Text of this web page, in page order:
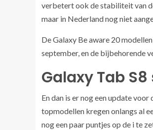
verbetert ook de stabiliteit van
maar in Nederland nog niet
De Galaxy Be aware 20
september, en de bijbehorende
Galaxy Tab
En dan is er nog een update
topmodellen kregen onlangs al
nog een paar puntjes op de i te